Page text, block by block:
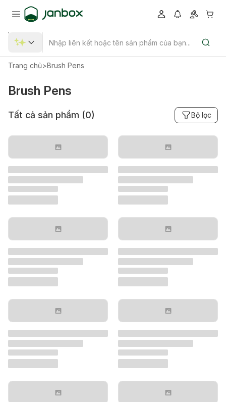
Trang chủ>Brush Pens
Brush Pens
Tất cả sản phẩm (0) Bộ lọc